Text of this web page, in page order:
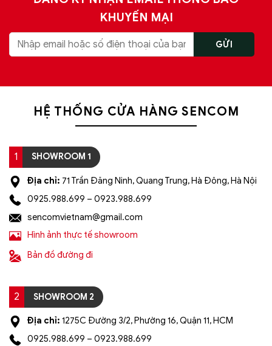
KHUYẾN MẠI
HỆ THỐNG CỬA HÀNG SENCOM
1 SHOWROOM 1
Địa chỉ: 71 Trần Đăng Ninh, Quang Trung, Hà Đông, Hà Nội
0925.988.699 – 0923.988.699
sencomvietnam@gmail.com
Hình ảnh thực tế showroom
Bản đồ đường đi
2 SHOWROOM 2
Địa chỉ: 1275C Đường 3/2, Phường 16, Quận 11, HCM
0925.988.699 – 0923.988.699